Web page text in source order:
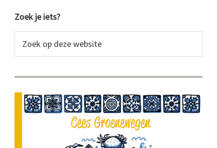
Primaire
Sidebar
Zoek je iets?
op
website